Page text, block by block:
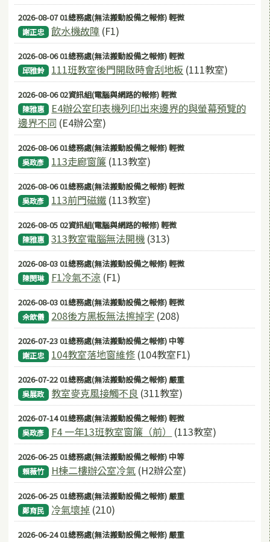
2026-08-07 01總務處(無法搬動設備之報修) 輕微
謝正忠 飲水機故障 (F1)
2026-08-06 01總務處(無法搬動設備之報修) 輕微
邱雅鈴 111班教室後門開啟時會刮地板 (111教室)
2026-08-06 02資訊組(電腦與網路的報修) 輕微
陳雅惠
E4辦公室印表機列印出來邊界的與螢幕預覽的
邊界不同 (E4辦公室)
2026-08-06 01總務處(無法搬動設備之報修) 輕微
吳政彥 113走廊窗簾 (113教室)
2026-08-06 01總務處(無法搬動設備之報修) 輕微
吳政彥 113前門磁鐵 (113教室)
2026-08-05 02資訊組(電腦與網路的報修) 輕微
陳雅惠 313教室電腦無法開機 (313)
2026-08-03 01總務處(無法搬動設備之報修) 輕微
陳閔琳 F1冷氣不涼 (F1)
2026-08-03 01總務處(無法搬動設備之報修) 輕微
佘歆儀 208後方黑板無法擦掉字 (208)
2026-07-23 01總務處(無法搬動設備之報修) 中等
謝正忠 104教室落地窗維修 (104教室F1)
2026-07-22 01總務處(無法搬動設備之報修) 嚴重
吳展政 教室麥克風接觸不良 (311教室)
2026-07-14 01總務處(無法搬動設備之報修) 輕微
吳政彥 F4 一年13班教室窗簾（前） (113教室)
2026-06-25 01總務處(無法搬動設備之報修) 中等
賴薇竹 H棟二樓辦公室冷氣 (H2辦公室)
2026-06-25 01總務處(無法搬動設備之報修) 嚴重
鄭育民 冷氣壞掉 (210)
2026-06-24 01總務處(無法搬動設備之報修) 嚴重